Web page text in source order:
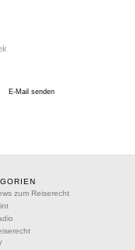
E-Mail senden
zum Reiserecht